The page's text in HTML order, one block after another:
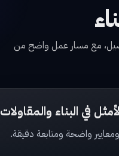
مع مسار عمل واضح من
في البناء والمقاولات
واضحة ومتابعة دقيقة.